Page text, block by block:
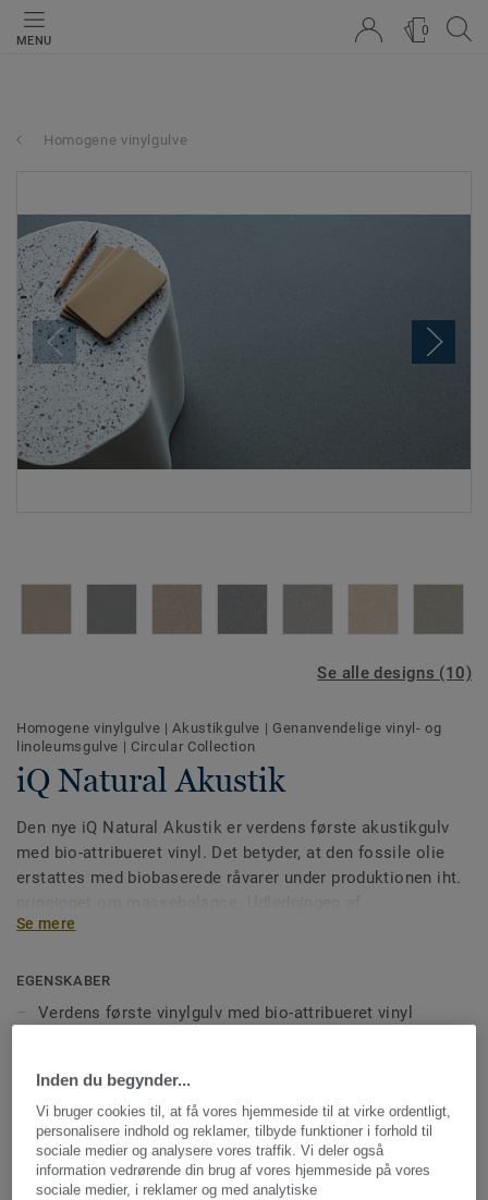
MENU
0
Homogene vinylgulve
Se alle designs (10)
Homogene vinylgulve |Akustikgulve | Genanvendelige vinyl- og
linoleumsgulve | Circular Collection
iQ Natural Akustik
Den nye iQ Natural Akustik er verdens første akustikgulv
med bio-attribueret vinyl. Det betyder, at den fossile olie
erstattes med biobaserede råvarer under produktionen iht.
drivhusgasser er 50 % mindre end ved traditionelle
bidrager til omstillingen til et cirkulært fossilfrit samfund.
iQ Natural Akustik er slidstærkt og har en lang levetid med
en overflade, som kan reetableres med regelmæssig
10 udvalgte farver.
Se mere
EGENSKABER
Verdens første vinylgulv med bio-attribueret vinyl
Vegetabilske ftalatfrie blødgørere i det homogene
slidlag
Akustikbagside med ftalatfrie blødgørere af DOTP
Genanvendeligt som råvarer til nye gulve
Inden du begynder...
Vi bruger cookies til, at få vores hjemmeside til at virke ordentligt,
personalisere indhold og reklamer, tilbyde funktioner i forhold til
sociale medier og analysere vores traffik. Vi deler også
information vedrørende din brug af vores hjemmeside på vores
sociale medier, i reklamer og med analytiske